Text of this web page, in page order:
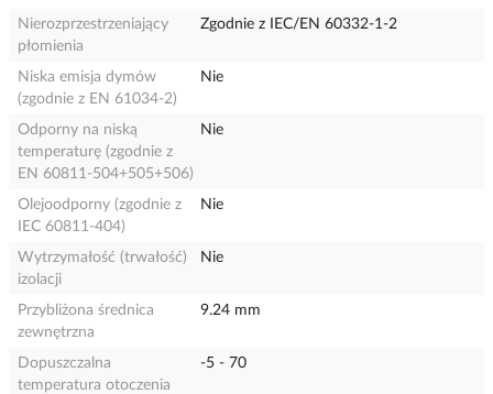
Nierozprzestrzeniający
płomienia
Zgodnie z IEC/EN 60332-1-2
Niska emisja dymów
(zgodnie z EN 61034-2)
Nie
Odporny na niską
temperaturę (zgodnie z
EN 60811-504+505+506)
Nie
Olejoodporny (zgodnie z
IEC 60811-404)
Nie
Wytrzymałość (trwałość)
izolacji
Nie
Przybliżona średnica
zewnętrzna
9.24 mm
Dopuszczalna
temperatura otoczenia
-5 - 70